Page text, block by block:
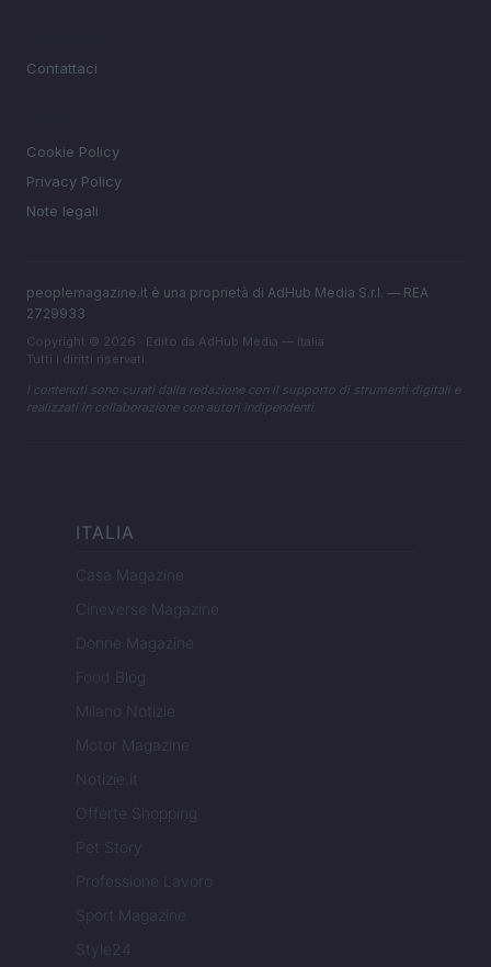
Contattaci
Cookie Policy
Privacy Policy
Note legali
peoplemagazine.it è una proprietà di AdHub Media S.r.l. — REA
2729933
Copyright © 2026 · Edito da AdHub Media — Italia
Tutti i diritti riservati
I contenuti sono curati dalla redazione con il supporto di strumenti digitali e
realizzati in collaborazione con autori indipendenti.
ITALIA
Casa Magazine
Cineverse Magazine
Donne Magazine
Food Blog
Milano Notizie
Motor Magazine
Notizie.it
Offerte Shopping
Pet Story
Professione Lavoro
Sport Magazine
Style24